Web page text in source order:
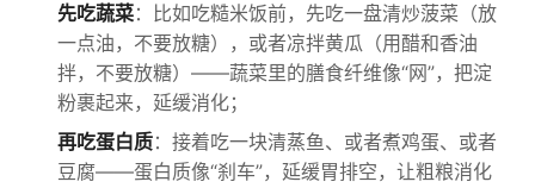
先吃蔬菜：比如吃糙米饭前，先吃一盘清炒菠菜（放
一点油，不要放糖），或者凉拌黄瓜（用醋和香油
拌，不要放糖）——蔬菜里的膳食纤维像“网”，把淀
粉裹起来，延缓消化；
再吃蛋白质：接着吃一块清蒸鱼、或者煮鸡蛋、或者
豆腐——蛋白质像“刹车”，延缓胃排空，让粗粮消化